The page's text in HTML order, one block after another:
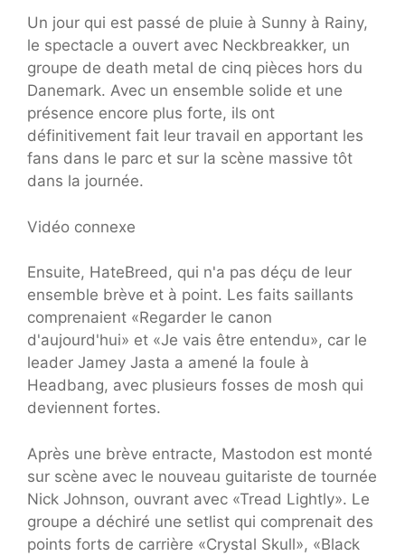
Un jour qui est passé de pluie à Sunny à Rainy,
le spectacle a ouvert avec Neckbreakker, un
groupe de death metal de cinq pièces hors du
Danemark. Avec un ensemble solide et une
présence encore plus forte, ils ont
définitivement fait leur travail en apportant les
fans dans le parc et sur la scène massive tôt
dans la journée.
Vidéo connexe
Ensuite, HateBreed, qui n'a pas déçu de leur
ensemble brève et à point. Les faits saillants
comprenaient «Regarder le canon
d'aujourd'hui» et «Je vais être entendu», car le
leader Jamey Jasta a amené la foule à
Headbang, avec plusieurs fosses de mosh qui
deviennent fortes.
Après une brève entracte, Mastodon est monté
sur scène avec le nouveau guitariste de tournée
Nick Johnson, ouvrant avec «Tread Lightly». Le
groupe a déchiré une setlist qui comprenait des
points forts de carrière «Crystal Skull», «Black